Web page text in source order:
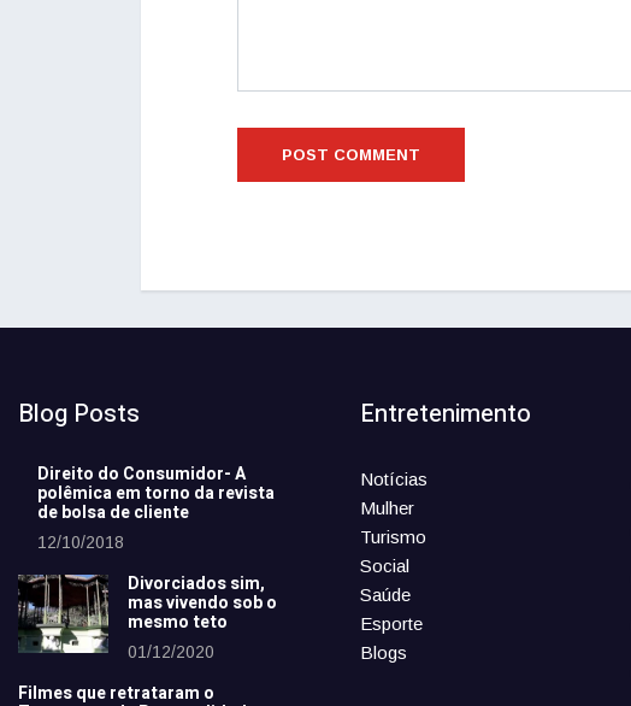
Blog Posts
Direito do Consumidor- A
polêmica em torno da revista
de bolsa de cliente
12/10/2018
Divorciados sim,
mas vivendo sob o
mesmo teto
01/12/2020
Filmes que retrataram o
Entretenimento
Notícias
Mulher
Turismo
Social
Saúde
Esporte
Blogs